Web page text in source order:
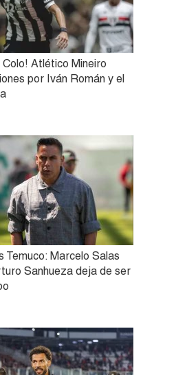
Colo! Atlético Mineiro
por Iván Román y el
Temuco: Marcelo Salas
Sanhueza deja de ser